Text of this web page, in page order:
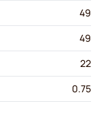
49
49
22
0.75